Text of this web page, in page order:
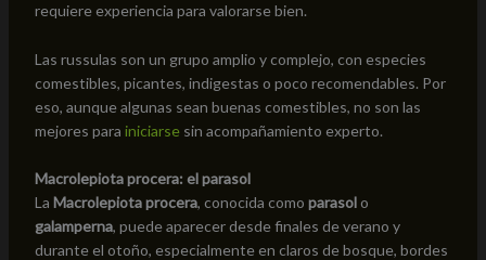
requiere experiencia para valorarse bien.
Las russulas son un grupo amplio y complejo, con especies
comestibles, picantes, indigestas o poco recomendables. Por
eso, aunque algunas sean buenas comestibles, no son las
mejores para iniciarsesin acompañamiento experto.
Macrolepiota procera: el parasol
La Macrolepiota procera, conocida como parasolo
galamperna, puede aparecer desde finales de verano y
durante el otoño, especialmente en claros de bosque, bordes